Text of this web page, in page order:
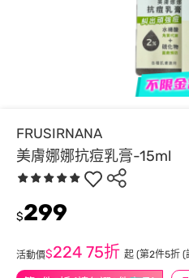
FRUSIRNANA
美膚娜娜抗痘乳膏-15ml
$299
活動價$224 75折 起 (第2件5折 (